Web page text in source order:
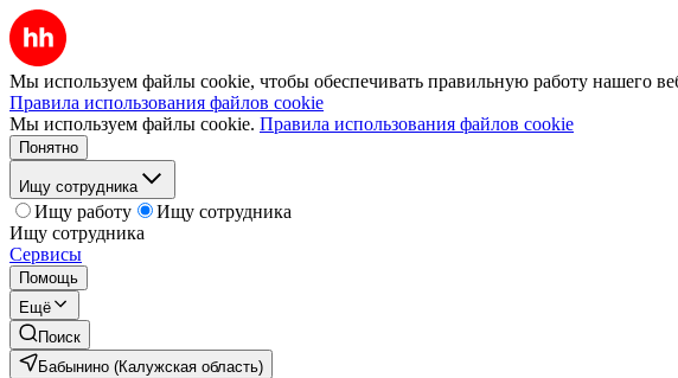
Мы используем файлы cookie, чтобы обеспечивать правильную работу нашего
Правила использования файлов cookie
Мы используем файлы cookie. Правила использования файлов cookie
Понятно
Ищу сотрудника
Ищу работу
Ищу сотрудника
Ищу сотрудника
Сервисы
Помощь
Ещё
Поиск
Бабынино (Калужская область)